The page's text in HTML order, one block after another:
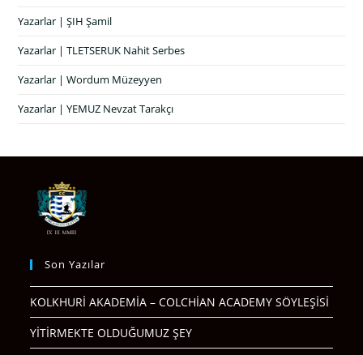
Yazarlar | ŞIH Şamil
Yazarlar | TLETSERUK Nahit Serbes
Yazarlar | Wordum Müzeyyen
Yazarlar | YEMUZ Nevzat Tarakçı
Son Yazılar
KOLKHURİ AKADEMİA – COLCHİAN ACADEMY SÖYLEŞİSİ
YİTİRMEKTE OLDUĞUMUZ ŞEY